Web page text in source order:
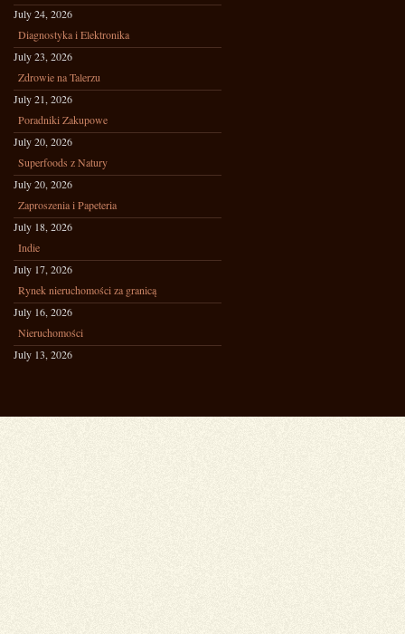
July 24, 2026
Diagnostyka i Elektronika
July 23, 2026
Zdrowie na Talerzu
July 21, 2026
Poradniki Zakupowe
July 20, 2026
Superfoods z Natury
July 20, 2026
Zaproszenia i Papeteria
July 18, 2026
Indie
July 17, 2026
Rynek nieruchomości za granicą
July 16, 2026
Nieruchomości
July 13, 2026